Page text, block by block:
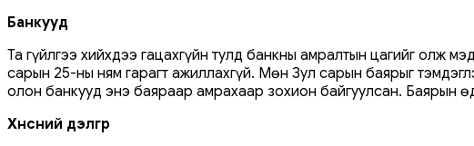
Банкууд
Та гүйлгээ хийхдээ гацахгүйн тулд банкны амралтын цагийг олж
сарын 25-ны ням гарагт ажиллахгүй. Мөн Зул сарын баярыг
олон банкууд энэ баяраар амрахаар зохион байгуулсан. Баярын
Хүнсний дэлгүүр